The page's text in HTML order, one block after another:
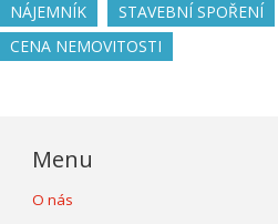
NÁJEMNÍK
STAVEBNÍ SPOŘENÍ
CENA NEMOVITOSTI
Menu
O nás